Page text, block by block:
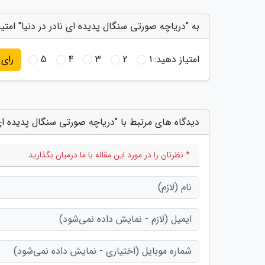
به "دریاچه صورتی سنگال پدیده ای نادر در دنیا"
امتیاز دهید:1
2
3
4
5 رای
دیدگاه های مرتبط با "دریاچه صورتی سنگال پدیده
* نظرتان را در مورد این مقاله با ما درمیان بگذارید